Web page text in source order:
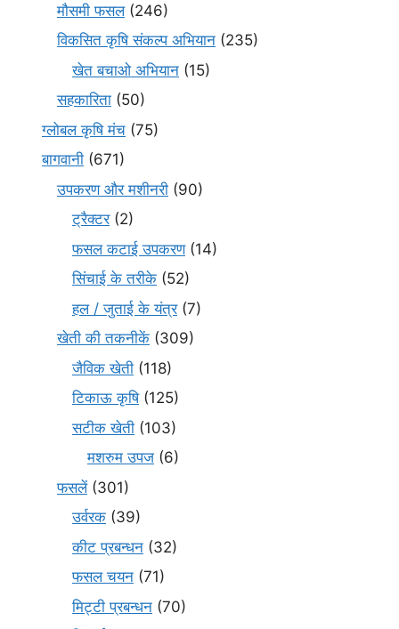
मौसमी फसल(246)
विकसित कृषि संकल्प अभियान (235)
खेत बचाओ अभियान (15)
सहकारिता (50)
ग्लोबल कृषि मंच (75)
बागवानी (671)
उपकरण और मशीनरी (90)
ट्रैक्टर(2)
फसल कटाई उपकरण(14)
सिंचाई के तरीके (52)
हल / जुताई के यंत्र(7)
खेती की तकनीकें (309)
जैविक खेती (118)
टिकाऊ कृषि(125)
सटीक खेती (103)
मशरुम उपज (6)
फसलें(301)
उर्वरक (39)
कीट प्रबन्धन (32)
फसल चयन (71)
मि‌ट्टी प्रबन्धन (70)